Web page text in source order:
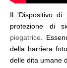
Il 'Dispositivo di
protezione di
piegatrice .
della barriera
delle dita umane